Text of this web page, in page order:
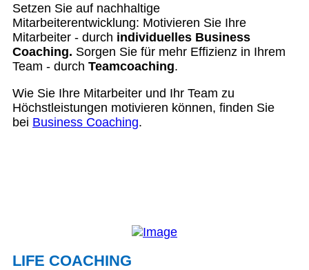
Setzen Sie auf nachhaltige
Mitarbeiterentwicklung: Motivieren Sie Ihre
Mitarbeiter - durch individuelles Business
Coaching. Sorgen Sie für mehr Effizienz in Ihrem
Team - durch Teamcoaching.
Wie Sie Ihre Mitarbeiter und Ihr Team zu
Höchstleistungen motivieren können, finden Sie
bei Business Coaching.
LIFE COACHING